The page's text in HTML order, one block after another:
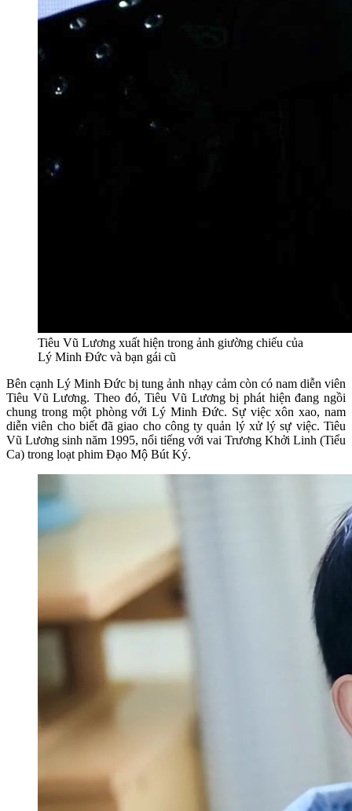
Tiêu Vũ Lương xuất hiện trong ảnh giường chiếu của
Lý Minh Đức và bạn gái cũ
Bên cạnh Lý Minh Đức bị tung ảnh nhạy cảm còn có nam diễn viên
Tiêu Vũ Lương. Theo đó, Tiêu Vũ Lương bị phát hiện đang ngồi
chung trong một phòng với Lý Minh Đức. Sự việc xôn xao, nam
diễn viên cho biết đã giao cho công ty quản lý xử lý sự việc. Tiêu
Vũ Lương sinh năm 1995, nổi tiếng với vai Trương Khởi Linh (Tiểu
Ca) trong loạt phim Đạo Mộ Bút Ký.